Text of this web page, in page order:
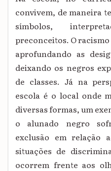
convivem, de maneira
símbolos,
preconceitos. O racismo
aprofundando as
deixando os negros
de classes. Já na
escola é o local onde
diversas formas, um
o alunado negro
exclusão em relação
situações de
ocorrem frente aos